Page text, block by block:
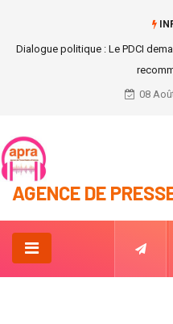
Patrick Achi
08
AGENCE DE